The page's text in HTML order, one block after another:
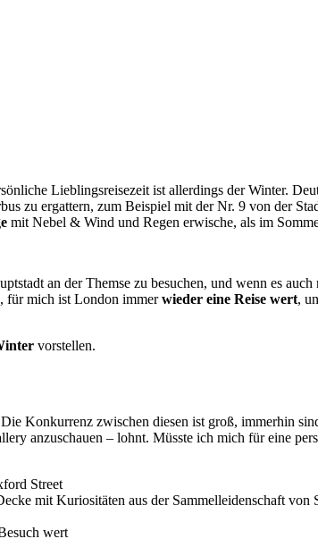
Lieblingsreisezeit ist allerdings der Winter.
zu ergattern, zum Beispiel mit der Nr. 9 von der
mit Nebel & Wind und Regen erwische, als im
an der Themse zu besuchen, und wenn es
für mich ist London immerwieder eine Reise wert,
vorstellen.
Konkurrenz zwischen diesen ist groß, immerhin
anzuschauen – lohnt. Müsste ich mich für eine
Street
mit Kuriositäten aus der Sammelleidenschaft
wert